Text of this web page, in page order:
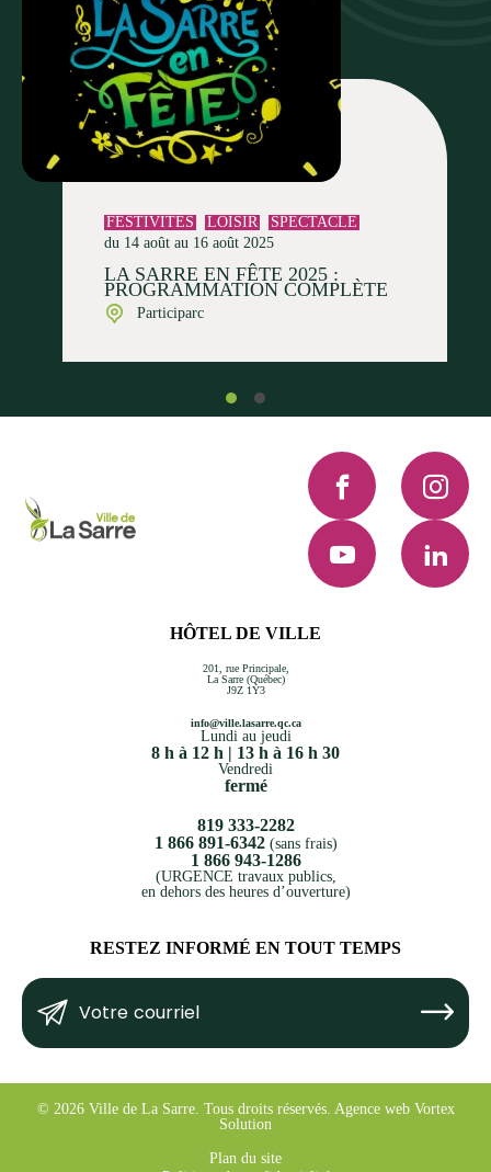
FESTIVITÉS LOISIR
SPECTACLE
du 14 août au 16 août 2025
LA SARRE EN FÊTE 2025 :
PROGRAMMATION COMPLÈTE
Participarc
HÔTEL DE VILLE
201, rue Principale,
La Sarre (Québec)
J9Z 1Y3
info@ville.lasarre.qc.ca
Lundi au jeudi
8 h à 12 h | 13 h à 16 h 30
Vendredi
fermé
819 333-2282
1 866 891-6342(sans frais)
1 866 943-1286
(URGENCE travaux publics,
en dehors des heures d’ouverture)
RESTEZ INFORMÉ EN TOUT TEMPS
Votre
courriel
(Nécessaire)
Submit
Facebook
YouTube
© 2026 Ville de La Sarre. Tous droits réservés. Agence web Vortex
Solution
Plan du site